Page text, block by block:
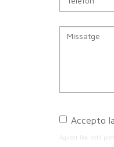
Accepto la
Aquest lloc està